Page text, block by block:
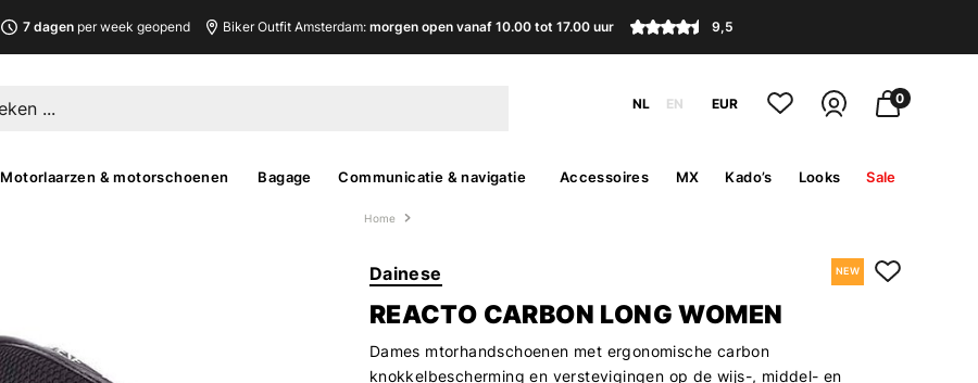
7 dagenper week geopend Biker Outfit Amsterdam: morgen open vanaf 10.00 tot 17.00 uur 9,5
NL EN EUR 0
Motorlaarzen & motorschoenen Bagage Communicatie & navigatie Accessoires MX Kado’s Looks Sale
Home
NEW
Dainese
REACTO CARBON LONG WOMEN
Dames mtorhandschoenen met ergonomische carbon
knokkelbescherming en verstevigingen op de wijs-, middel- en